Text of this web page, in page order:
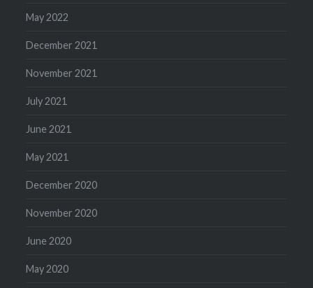
May 2022
December 2021
November 2021
July 2021
June 2021
May 2021
December 2020
November 2020
June 2020
May 2020